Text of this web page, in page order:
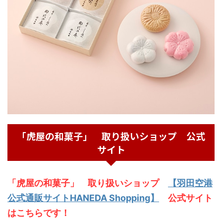
「虎屋の和菓子」 取り扱いショップ 公式
サイト
「虎屋の和菓子」 取り扱いショップ
【羽田空港
公式通販サイトHANEDA Shopping】
公式サイト
はこちらです！